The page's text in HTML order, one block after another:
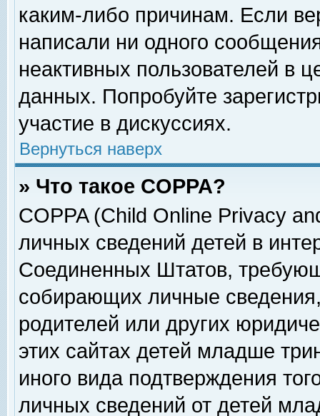
каким-либо причинам. Если
написали ни одного
неактивных пользователей в
данных. Попробуйте
участие в дискуссиях.
Вернуться наверх
» Что такое COPPA?
COPPA (Child Online Privacy
личных сведений детей в
Соединенных Штатов,
собирающих личные
родителей или других
этих сайтах детей младше
иного вида подтверждения
личных сведений от детей